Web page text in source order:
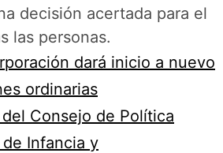
decisión acertada para el
las personas.
dará inicio a nuevo
ordinarias
Consejo de Política
Infancia y